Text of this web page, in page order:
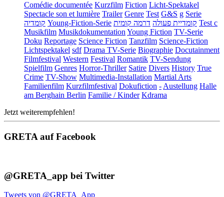
Comédie documentée Kurzfilm Fiction Licht-Spektakel
Spectacle son et lumière Trailer Genre Test G&S g Serie
קומדיה Young-Fiction-Serie קומדיית פעולה דרמה קומית
Test c
Musikfilm MusikdokumentationYoung Fiction TV-Serie
Doku Reportage Science Fiction Tanzfilm Science-Fiction
Lichtspektakel sdf Drama TV-Serie Biographie Docutainment
Filmfestival Western Festival Romantik TV-Sendung
Spielfilm Genres Horror-Thriller Satire Divers History True
Crime TV-Show Multimedia-Installation Martial Arts
Familienfilm Kurzfilmfestival Dokufiction -Austellung Halle
am Berghain Berlin Familie / Kinder Kdrama
Jetzt weiterempfehlen!
GRETA auf Facebook
@GRETA_app bei Twitter
Tweets von @GRETA_App